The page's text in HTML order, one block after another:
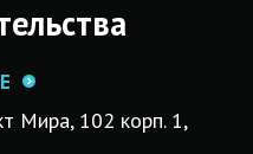
Мира, 102 корп. 1,